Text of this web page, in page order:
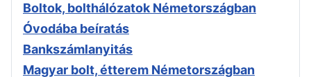
Boltok, bolthálózatok Németországban
Óvodába beíratás
Bankszámlanyitás
Magyar bolt, étterem Németországban